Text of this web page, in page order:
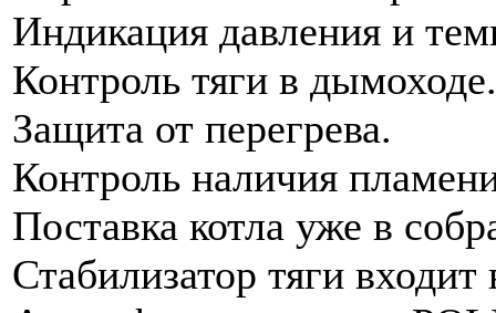
Индикация давления и
Контроль тяги в дымоходе.
Защита от перегрева.
Контроль наличия
Поставка котла уже в
Стабилизатор тяги